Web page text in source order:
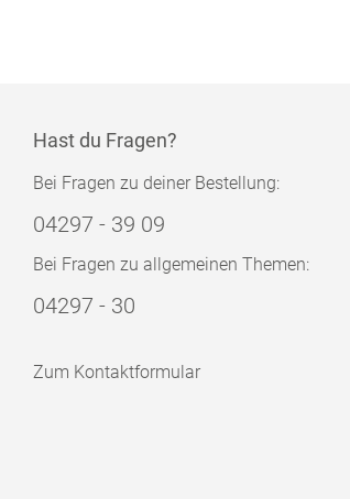
Hast du Fragen?
Bei Fragen zu deiner Bestellung:
04297 - 39 09
Bei Fragen zu allgemeinen Themen:
04297 - 30
Zum Kontaktformular